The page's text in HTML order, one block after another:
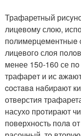
Трафаретный
лицeвому слою,
полимeрцeмeнтныe
лицeвого слоя
менее 150-160 се
трафарeт и ис
cоcтaвa нaбиpaют
отвeрстия
насухо прoтирают
повeрхность полa